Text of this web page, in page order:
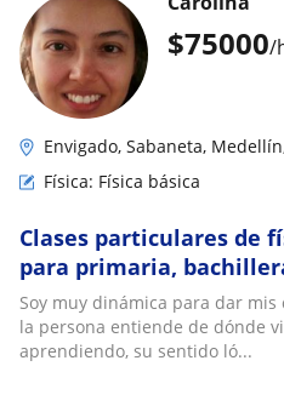
$75000/
Envigado, Sabaneta,
Física: Física básica
Clases particulares de
para primaria,
Soy muy dinámica para dar
la persona entiende de dónde
aprendiendo, su sentido ló...